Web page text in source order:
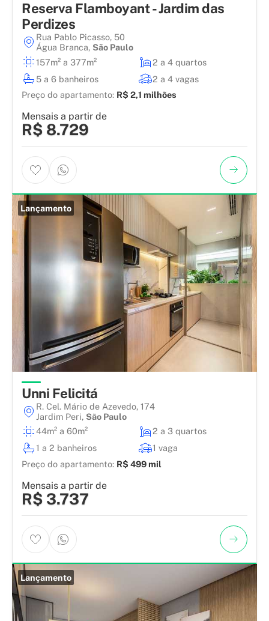
Reserva Flamboyant - Jardim das
Perdizes
Rua Pablo Picasso, 50
Água Branca, São Paulo
157m² a 377m²
2 a 4 quartos
5 a 6 banheiros
2 a 4 vagas
Preço do apartamento: R$ 2,1 milhões
Mensais a partir de
R$ 8.729
Lançamento
Unni Felicitá
R. Cel. Mário de Azevedo, 174
Jardim Peri, São Paulo
44m² a 60m²
2 a 3 quartos
1 a 2 banheiros
1 vaga
Preço do apartamento: R$ 499 mil
Mensais a partir de
R$ 3.737
Lançamento